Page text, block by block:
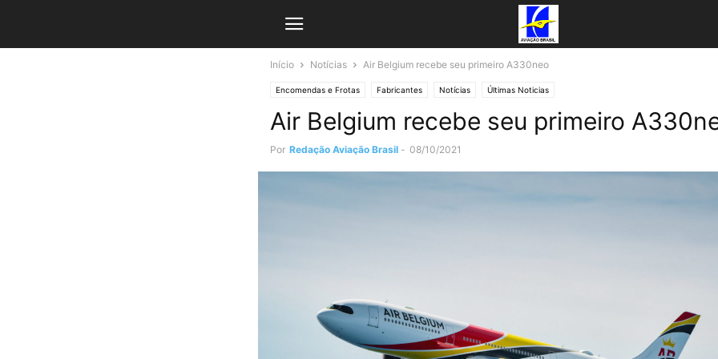
Início Notícias Air Belgium recebe seu primeiro A330neo
Encomendas e Frotas Fabricantes Notícias Últimas Noticias
Air Belgium recebe seu primeiro
Por Redação Aviação Brasil - 08/10/2021